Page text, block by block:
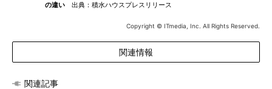
の違い 出典：積水ハウスプレスリリース
Copyright © ITmedia, Inc. All Rights Reserved.
関連情報
関連記事